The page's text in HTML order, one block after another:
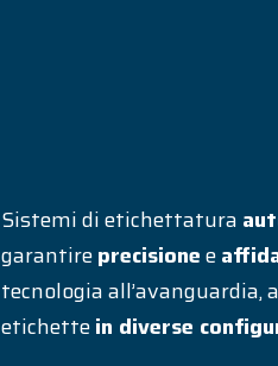
Sistemi di etichettatura
garantireprecisionee
tecnologia all’avanguardia,
etichettein diverse